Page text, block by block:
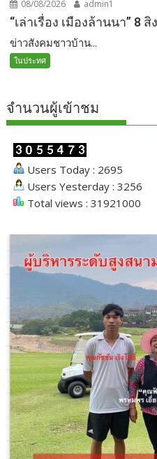
08/08/2026 admin1
“เล่าเรื่อง เมืองล้านนา” 8
ข่าวสังคมชาวบ้าน...
ในประทศ
จำนวนผู้เข้าชม
Users Today : 2695
Users Yesterday : 3256
Total views : 31921000